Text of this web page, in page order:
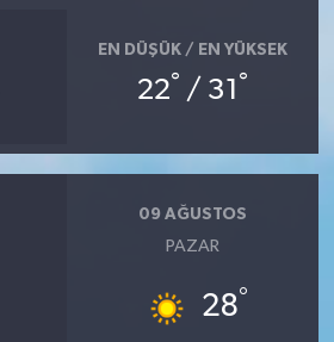
EN DÜŞÜK / EN YÜKSEK
22° / 31 °
09 AĞUSTOS
PAZAR
28°